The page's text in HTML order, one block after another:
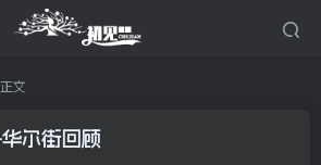
正文
尔街回顾